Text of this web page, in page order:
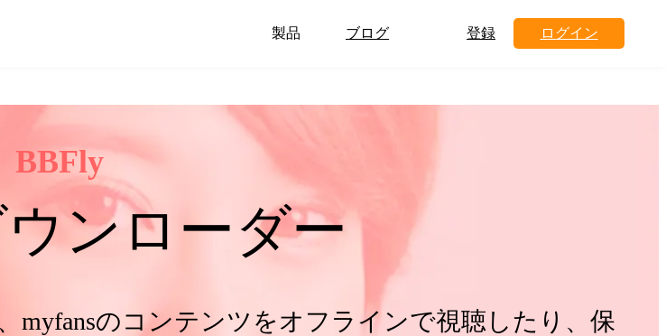
製品
ブログ 登録 ログイン
BBFly
ウンローダー
myfansのコンテンツをオフラインで視聴したり、保